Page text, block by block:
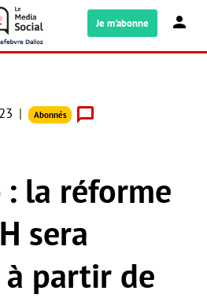
Je m'abonne
Abonnés
: la réforme
sera
partir de